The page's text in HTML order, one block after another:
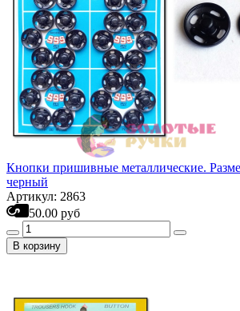
Кнопки пришивные металлические.
черный
Артикул: 2863
50.00 руб
В корзину